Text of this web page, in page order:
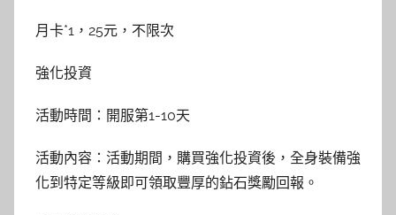
月卡*1，25元，不限次
強化投資
活動時間：開服第1-10天
活動內容：活動期間，購買強化投資後，全身裝備強
化到特定等級即可領取豐厚的鉆石獎勵回報。